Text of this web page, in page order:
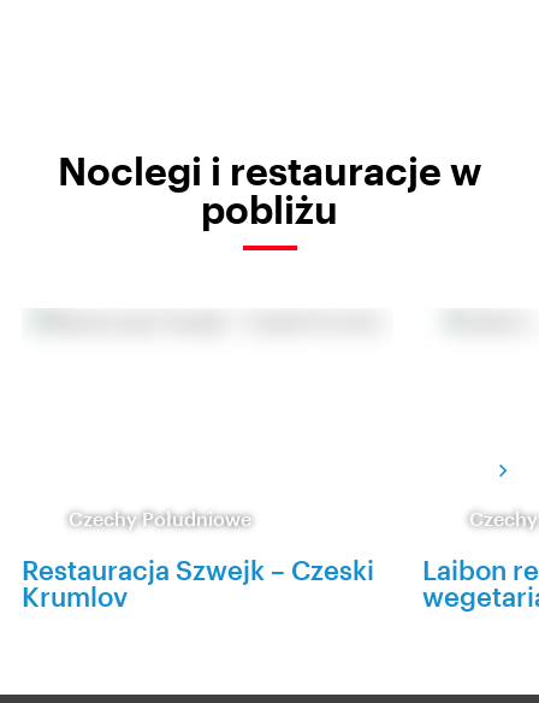
Noclegi i restauracje w
pobliżu
Czechy Południowe
Restauracja Szwejk – Czeski
Krumlov
Laibon